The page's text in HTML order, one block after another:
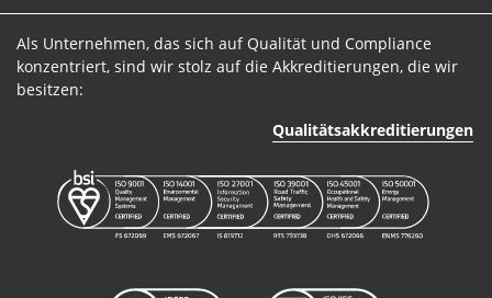
Als Unternehmen, das sich auf Qualität und Compliance
konzentriert, sind wir stolz auf die Akkreditierungen, die wir
besitzen:
Qualitätsakkreditierungen